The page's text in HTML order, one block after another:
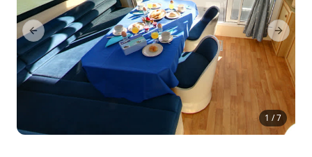
1 / 7
Previous Slide Next